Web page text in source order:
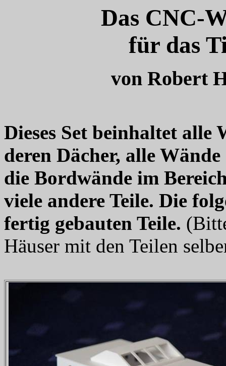
Das CNC-
für das
von Robert
Dieses Set beinhaltet alle
deren Dächer, alle
die Bordwände im
viele andere Teile. Die
fertig gebauten Teile.
Häuser mit den Teilen